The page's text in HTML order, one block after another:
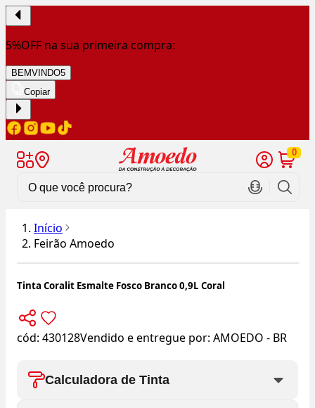
5%OFF na sua primeira compra:
BEMVINDO5
Copiar
0
Início
Feirão Amoedo
Tinta Coralit Esmalte Fosco Branco 0,9L Coral
cód: 430128Vendido e entregue por: AMOEDO - BR
Calculadora de Tinta